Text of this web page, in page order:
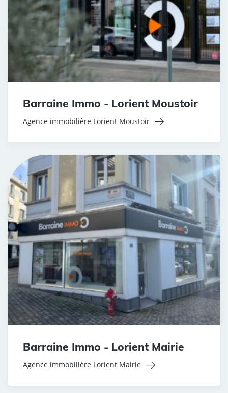
Barraine Immo - Lorient Moustoir
Agence immobilière Lorient Moustoir
Barraine Immo - Lorient Mairie
Agence immobilière Lorient Mairie